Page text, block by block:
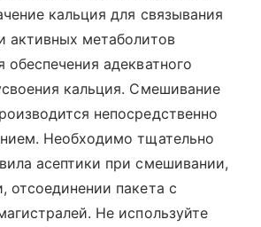
кальция для связывания
активных метаболитов
адекватного
кальция. Смешивание
непосредственно
Необходимо тщательно
асептики при смешивании,
отсоединении пакета с
Не используйте